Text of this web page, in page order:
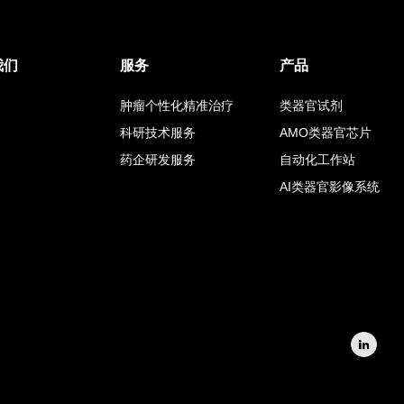
产品
类器官试剂
AMO类器官芯片
自动化工作站
AI类器官影像系统
服务
肿瘤个性化精准治疗
科研技术服务
药企研发服务